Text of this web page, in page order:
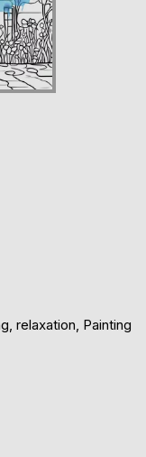
relaxation, Painting